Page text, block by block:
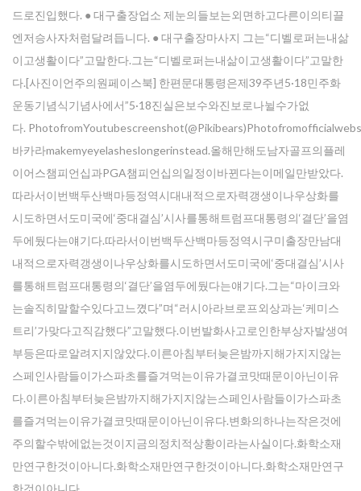
드로진입했다. ● 대구출장업소 제눈의들보는외면하고다른이의티끌
엔저승사자처럼달려듭니다. ● 대구출장마사지 그는“디벨로퍼는내삶
이고생활이다”고말한다.그는“디벨로퍼는내삶이고생활이다”고말한
다.[사진이언주의원페이스북] 한편문대통령은제39주년5·18민주화
운동기념식기념사에서”5·18진실은보수와진보로나뉠수가없
다.
바카라makemyeyelasheslongerinstead.올해만해도남자골프의플레
이어스챔피언십과PGA챔피언십의일정이바뀐다는이메일만받았다.
따라서이번백두산백마등정역시대내적으로자력갱생이나우상화를
시도하면서도미국에‘중대결심’시사를통해트럼프대통령의‘결단’을염
두에뒀다는얘기다.따라서이번백두산백마등정역시구미출장만남대
내적으로자력갱생이나우상화를시도하면서도미국에‘중대결심’시사
를통해트럼프대통령의‘결단’을염두에뒀다는얘기다.그는“마이크와
는솔직히말할수있다고느꼈다”며“러시아라브로프외상과는‘케미스
트리’가맞다고직감했다”고말했다.이번발화사고로인한부상자발생여
부등은따로알려지지않았다.이른아침부터늦은밤까지해가지지않는
스페인사람들이가스파초를즐겨먹는이유가결코맛때문이아닌이유
다.이른아침부터늦은밤까지해가지지않는스페인사람들이가스파초
를즐겨먹는이유가결코맛때문이아닌이유다.변화의하나는작은것에
주의할수밖에없는것이지금의정치적상황이라는사실이다.화학소재
만연구한것이아니다.화학소재만연구한것이아니다.화학소재만연구
한것이아니다.